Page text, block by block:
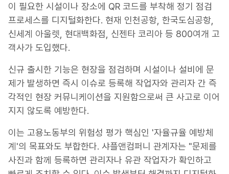
이 필요한 시설이나 장소에 QR 코드를 부착해 정기 점검
프로세스를 디지털화한다. 현재 인천공항, 한국도심공항,
신세계 아울렛, 현대백화점, 신젠타 코리아 등 800여개 고
객사가 도입했다.
신규 출시한 기능은 현장을 점검하며 시설이나 설비에 문
제가 발생하면 즉시 이슈로 등록해 작업자와 관리자 간 즉
각적인 현장 커뮤니케이션을 지원함으로써 큰 사고로 이어
지지 않도록 예방한다.
이는 고용노동부의 위험성 평가 핵심인 '자율규율 예방체
계'의 목표와도 부합한다. 샤플앤컴퍼니 관계자는 "문제를
사진과 함께 등록하면 관리자나 유관 작업자가 확인하고